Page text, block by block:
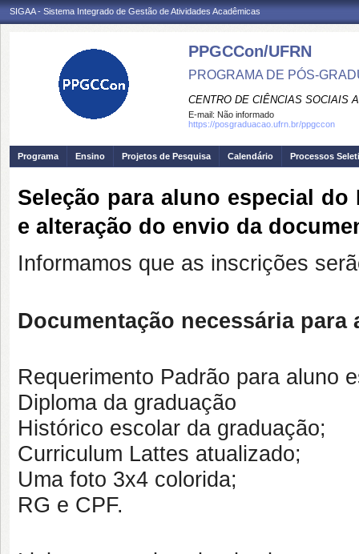
SIGAA - Sistema Integrado de Gestão de Atividades Acadêmicas
PPGCCon/UFRN
PROGRAMA DE PÓS-
CENTRO DE CIÊNCIAS SOCIAIS
E-mail: Não informado
https://posgraduacao.ufrn.br/ppgccon
Programa Ensino Projetos de Pesquisa Calendário Processos
Seleção para aluno especial
e alteração do envio da
Informamos que as inscrições
Documentação necessária para
Requerimento Padrão para aluno
Diploma da graduação
Histórico escolar da graduação;
Curriculum Lattes atualizado;
Uma foto 3x4 colorida;
RG e CPF.